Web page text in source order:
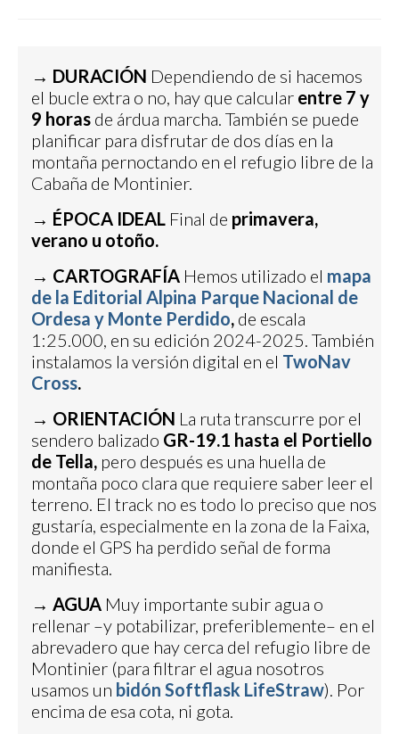
→ DURACIÓN Dependiendo de si hacemos
el bucle extra o no, hay que calcular entre 7 y
9 horas de árdua marcha. También se puede
planificar para disfrutar de dos días en la
montaña pernoctando en el refugio libre de la
Cabaña de Montinier.
→ ÉPOCA IDEAL Final de primavera,
verano u otoño.
→ CARTOGRAFÍA Hemos utilizado el mapa
de la Editorial Alpina Parque Nacional de
Ordesa y Monte Perdido, de escala
1:25.000, en su edición 2024-2025. También
instalamos la versión digital en el TwoNav
Cross.
→ ORIENTACIÓN La ruta transcurre por el
sendero balizado GR-19.1 hasta el Portiello
de Tella, pero después es una huella de
montaña poco clara que requiere saber leer el
terreno. El track no es todo lo preciso que nos
gustaría, especialmente en la zona de la Faixa,
donde el GPS ha perdido señal de forma
manifiesta.
→ AGUA Muy importante subir agua o
rellenar –y potabilizar, preferiblemente– en el
abrevadero que hay cerca del refugio libre de
Montinier (para filtrar el agua nosotros
usamos un bidón Softflask LifeStraw). Por
encima de esa cota, ni gota.